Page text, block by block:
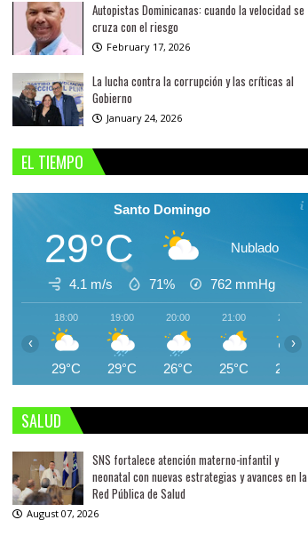
Autopistas Dominicanas: cuando la velocidad se
cruza con el riesgo
February 17, 2026
La lucha contra la corrupción y las críticas al
Gobierno
January 24, 2026
EL TIEMPO
Santo Domingo
29°C Nublado
4.1 m/s 71% 762 mmHg
18:00
29°C
19:00
29°C
20:00
26°C
21:00
25°C
22:00
25°C
‹ ›
SALUD
SNS fortalece atención materno-infantil y
neonatal con nuevas estrategias y avances en la
Red Pública de Salud
August 07, 2026